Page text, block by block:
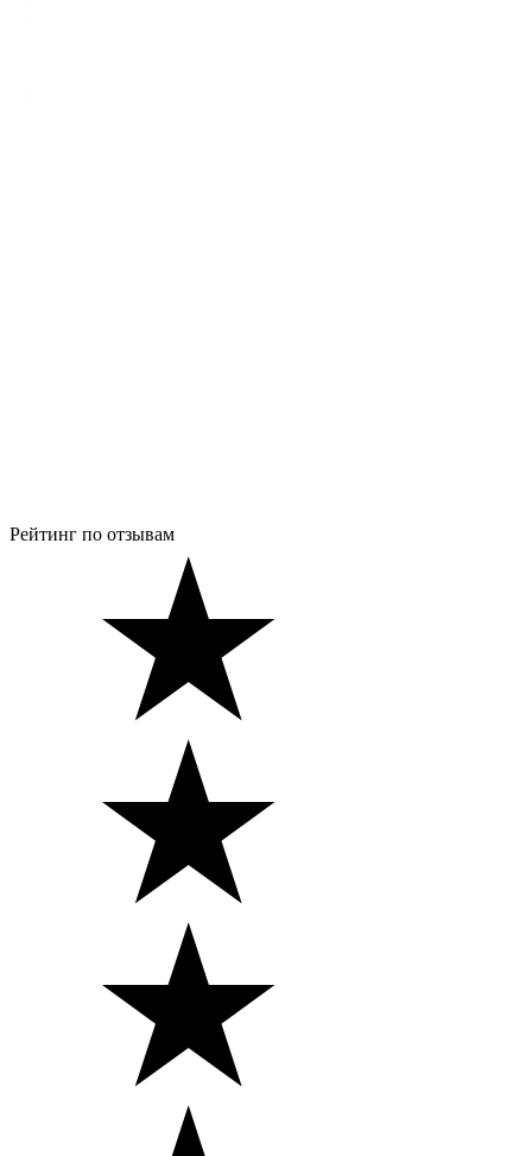
Рейтинг по отзывам